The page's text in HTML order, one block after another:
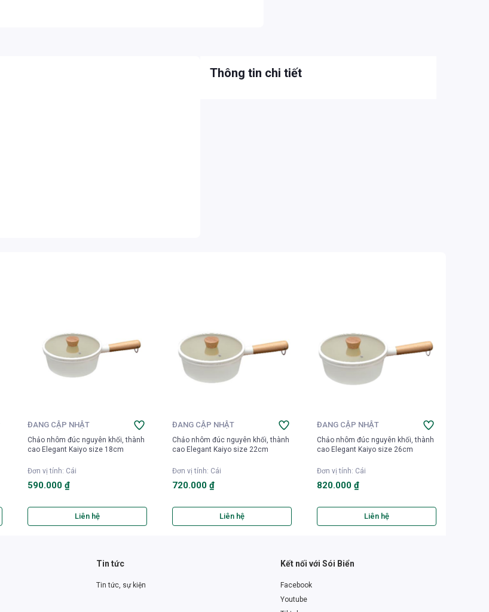
Thông tin chi tiết
ĐANG CẬP NHẬT
Chảo nhôm đúc nguyên khối, thành
cao Elegant Kaiyo size 18cm
Đơn vị tính: Cái
590.000 ₫
Liên hệ
ĐANG CẬP NHẬT
Chảo nhôm đúc nguyên khối, thành
cao Elegant Kaiyo size 22cm
Đơn vị tính: Cái
720.000 ₫
Liên hệ
ĐANG CẬP NHẬT
Chảo nhôm đúc nguyên khối, thành
cao Elegant Kaiyo size 26cm
Đơn vị tính: Cái
820.000 ₫
Liên hệ
Tin tức
Tin tức, sự kiện
Kết nối với Sói Biển
Facebook
Youtube